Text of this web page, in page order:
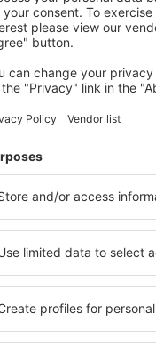
em Gdańsk-
foi inaugurado
bem como a EURO
o aeroporto será capaz
Acesso
Gdańsk im. Lecha
200, 80-298 Gdańsk